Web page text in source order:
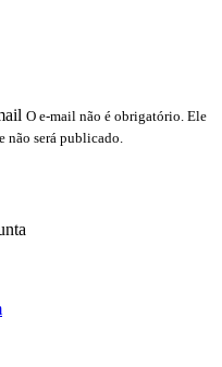
O e-mail não é obrigatório. Ele
não será publicado.